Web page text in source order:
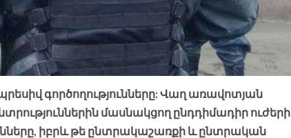
գործողությունները: Վաղ առավոտյան
մասնակցող ընդդիմադիր ուժերի
իբրև թե ընտրակաշառքի և ընտրական